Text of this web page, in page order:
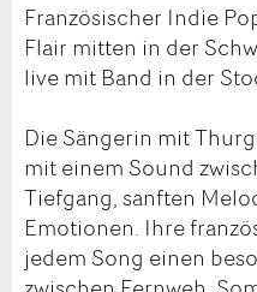
Französischer Indie
Flair mitten in der
live mit Band in der
Die Sängerin mit
mit einem Sound
Tiefgang, sanften
Emotionen. Ihre
jedem Song einen